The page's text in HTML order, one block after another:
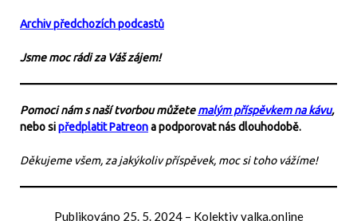
Archiv předchozích podcastů
Jsme moc rádi za Váš zájem!
Pomoci nám s naší tvorbou můžetemalým příspěvkem na kávu,
nebo sipředplatit Patreona podporovat nás dlouhodobě.
Děkujeme všem, za jakýkoliv příspěvek, moc si toho vážíme!
Publikováno 25. 5. 2024– Kolektiv valka.online